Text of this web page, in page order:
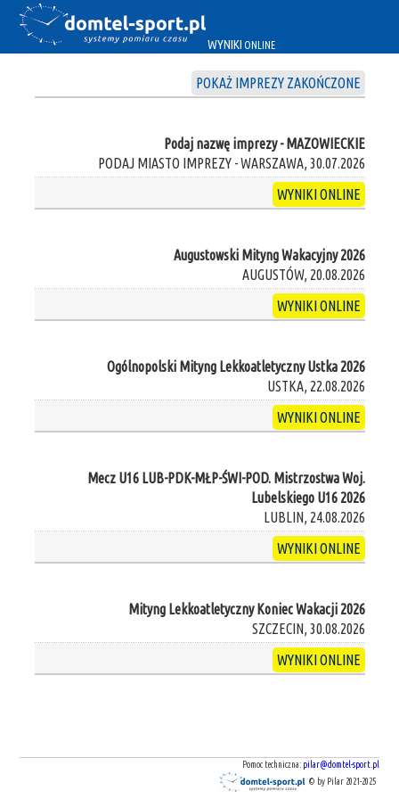
WYNIKI ONLINE
POKAŻ IMPREZY ZAKOŃCZONE
Podaj nazwę imprezy - MAZOWIECKIE
PODAJ MIASTO IMPREZY - WARSZAWA, 30.07.2026
WYNIKI ONLINE
Augustowski Mityng Wakacyjny 2026
AUGUSTÓW, 20.08.2026
WYNIKI ONLINE
Ogólnopolski Mityng Lekkoatletyczny Ustka 2026
USTKA, 22.08.2026
WYNIKI ONLINE
Mecz U16 LUB-PDK-MŁP-ŚWI-POD. Mistrzostwa Woj.
Lubelskiego U16 2026
LUBLIN, 24.08.2026
WYNIKI ONLINE
Mityng Lekkoatletyczny Koniec Wakacji 2026
SZCZECIN, 30.08.2026
WYNIKI ONLINE
Pomoc techniczna: pilar@domtel-sport.pl
© by Pilar 2021-2025